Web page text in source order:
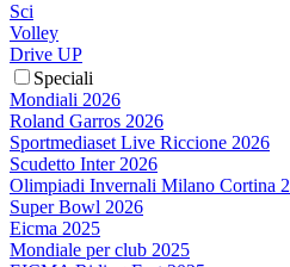
Sci
Volley
Drive UP
Speciali
Mondiali 2026
Roland Garros 2026
Sportmediaset Live Riccione 2026
Scudetto Inter 2026
Olimpiadi Invernali Milano Cortina
Super Bowl 2026
Eicma 2025
Mondiale per club 2025